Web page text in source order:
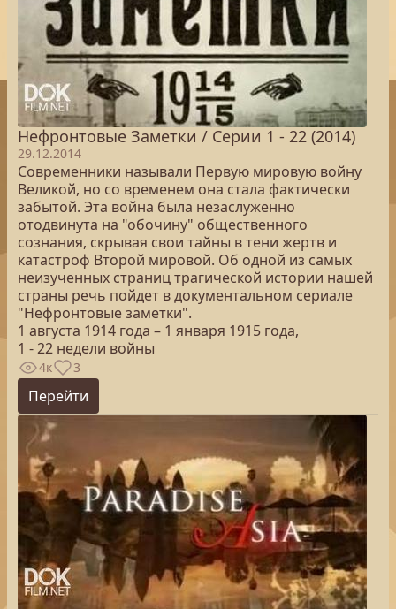
Нефронтовые Заметки / Серии 1 - 22 (2014)
29.12.2014
Современники называли Первую мировую войну
Великой, но со временем она стала фактически
забытой. Эта война была незаслуженно
отодвинута на "обочину" общественного
сознания, скрывая свои тайны в тени жертв и
катастроф Второй мировой. Об одной из самых
неизученных страниц трагической истории нашей
страны речь пойдет в документальном сериале
"Нефронтовые заметки".
1 августа 1914 года – 1 января 1915 года,
1 - 22 недели войны
4к 3
Перейти